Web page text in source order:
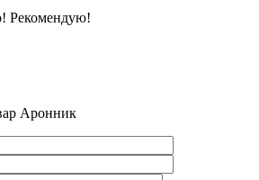
Рекомендую!
Аронник